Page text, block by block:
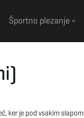
Športno plezanje
ker je pod vsakim slapom